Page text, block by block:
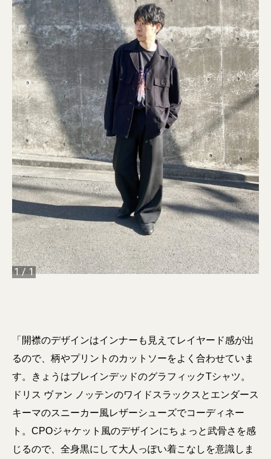
1/1
「開襟のデザインはインナーも見えてレイヤード感が出
るので、柄やプリントのカットソーをよく合わせていま
す。きょうはブレインデッドのグラフィックTシャツ。
ドリス ヴァン ノッテンのワイドスラックスとエンダース
キーマのスニーカー風レザーシューズでコーディネー
ト。CPOジャケット風のデザインにちょっと武骨さを感
じるので、全身黒にして大人っぽい着こなしを意識しま